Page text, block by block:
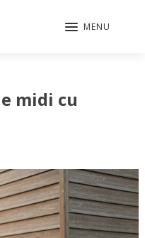
MENU
midi cu